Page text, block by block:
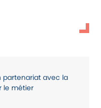
partenariat avec la
le métier